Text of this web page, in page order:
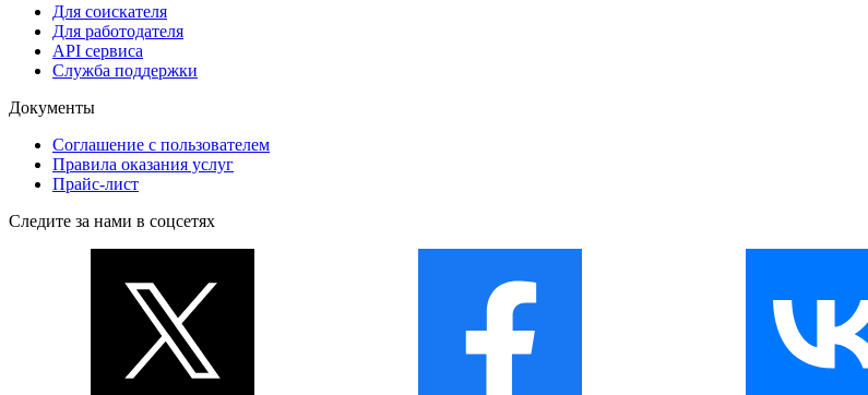
Для соискателя
Для работодателя
API сервиса
Служба поддержки
Документы
Соглашение с пользователем
Правила оказания услуг
Прайс-лист
Следите за нами в соцсетях